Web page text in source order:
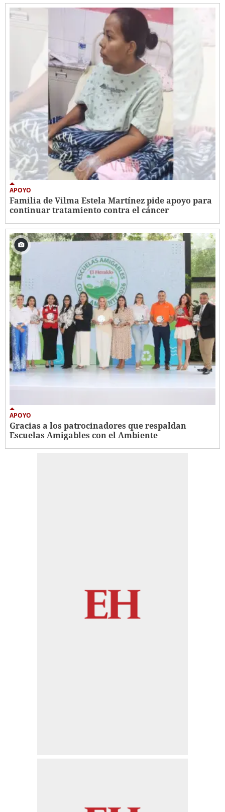
APOYO
Familia de Vilma Estela Martínez pide apoyo para
continuar tratamiento contra el cáncer
APOYO
Gracias a los patrocinadores que respaldan
Escuelas Amigables con el Ambiente